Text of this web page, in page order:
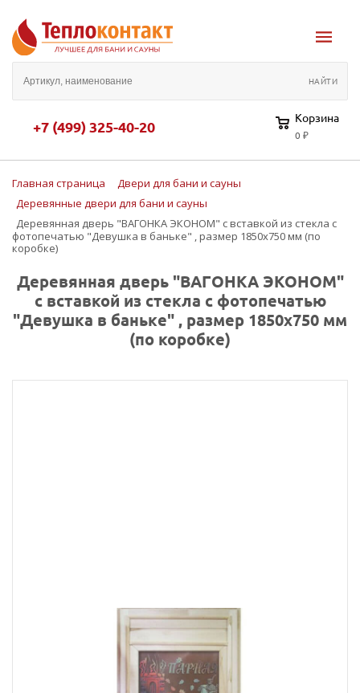
+7 (499) 325-40-20 Корзина
0 ₽
Главная страница
Двери для бани и сауны
Деревянные двери для бани и сауны
Деревянная дверь "ВАГОНКА ЭКОНОМ" с вставкой из стекла с
фотопечатью "Девушка в баньке" , размер 1850х750 мм (по
коробке)
Деревянная дверь "ВАГОНКА ЭКОНОМ"
с вставкой из стекла с фотопечатью
"Девушка в баньке" , размер 1850х750 мм
(по коробке)